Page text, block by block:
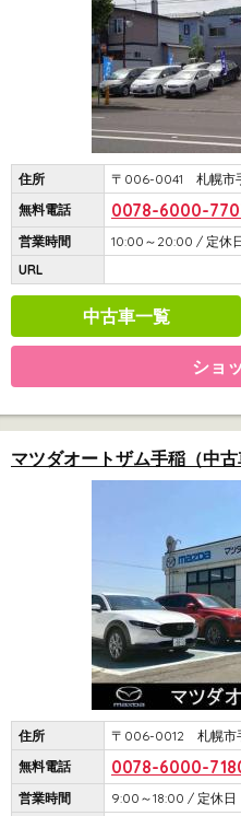
住所
〒006-0041 札幌市
無料電話
0078-6000-
営業時間
10:00～20:00 / 定休
URL
中古車一覧
ショ
マツダオートザム手稲（中古
住所
〒006-0012 札幌市
無料電話
0078-6000-
営業時間
9:00～18:00 / 定休日